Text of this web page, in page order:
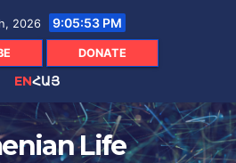
2026 9:05:54 PM
DONATE
ENՀԱՅ
Life